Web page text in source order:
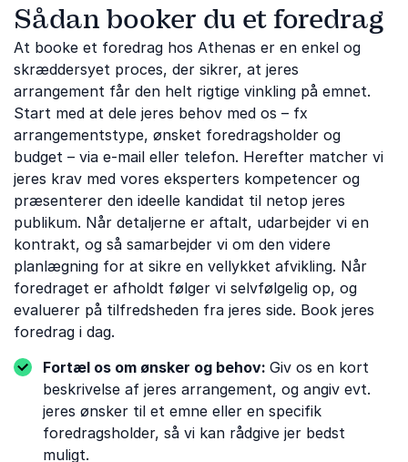
Sådan booker du et foredrag
At booke et foredrag hos Athenas er en enkel og
skræddersyet proces, der sikrer, at jeres
arrangement får den helt rigtige vinkling på emnet.
Start med at dele jeres behov med os – fx
arrangementstype, ønsket foredragsholder og
budget – via e-mail eller telefon. Herefter matcher vi
jeres krav med vores eksperters kompetencer og
præsenterer den ideelle kandidat til netop jeres
publikum. Når detaljerne er aftalt, udarbejder vi en
kontrakt, og så samarbejder vi om den videre
planlægning for at sikre en vellykket afvikling. Når
foredraget er afholdt følger vi selvfølgelig op, og
evaluerer på tilfredsheden fra jeres side. Book jeres
foredrag i dag.
Fortæl os om ønsker og behov: Giv os en kort
beskrivelse af jeres arrangement, og angiv evt.
jeres ønsker til et emne eller en specifik
foredragsholder, så vi kan rådgive jer bedst
muligt.